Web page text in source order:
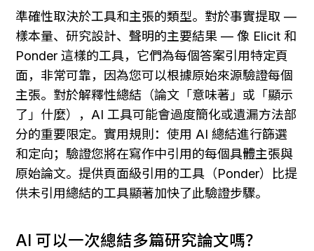
準確性取決於工具和主張的類型。對於事實提取 —
樣本量、研究設計、聲明的主要結果 — 像 Elicit 和
Ponder 這樣的工具，它們為每個答案引用特定頁
面，非常可靠，因為您可以根據原始來源驗證每個
主張。對於解釋性總結（論文「意味著」或「顯示
了」什麼），AI 工具可能會過度簡化或遺漏方法部
分的重要限定。實用規則：使用 AI 總結進行篩選
和定向；驗證您將在寫作中引用的每個具體主張與
原始論文。提供頁面級引用的工具（Ponder）比提
供未引用總結的工具顯著加快了此驗證步驟。
AI 可以一次總結多篇研究論文嗎？